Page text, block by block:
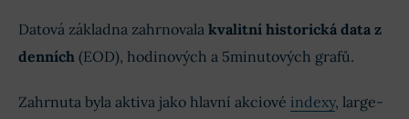
Datová základna zahrnovala kvalitní historická data z
denních (EOD), hodinových a 5minutových grafů.
Zahrnuta byla aktiva jako hlavní akciové indexy, large-